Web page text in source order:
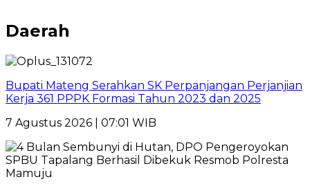
Daerah
Bupati Mateng Serahkan SK Perpanjangan Perjanjian
Kerja 361 PPPK Formasi Tahun 2023 dan 2025
7 Agustus 2026 | 07:01 WIB